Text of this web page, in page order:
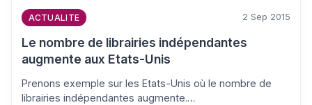
ACTUALITE 2 Sep 2015
Le nombre de librairies indépendantes
augmente aux Etats-Unis
Prenons exemple sur les Etats-Unis où le nombre de
librairies indépendantes augmente.…